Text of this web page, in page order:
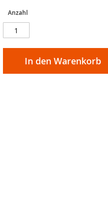
Anzahl
In den Warenkorb